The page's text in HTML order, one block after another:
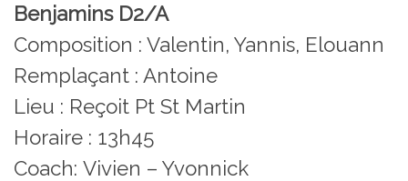
Benjamins D2/A
Composition : Valentin, Yannis, Elouann
Remplaçant : Antoine
Lieu : Reçoit Pt St Martin
Horaire : 13h45
Coach: Vivien – Yvonnick